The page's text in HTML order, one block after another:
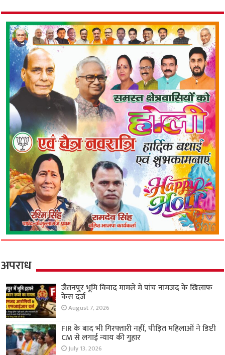
अपराध
जैतनपुर भूमि विवाद मामले में पांच नामजद के खिलाफ
केस दर्ज
August 7, 2026
FIR के बाद भी गिरफ्तारी नहीं, पीड़ित महिलाओं ने डिप्टी
CM से लगाई न्याय की गुहार
July 13, 2026